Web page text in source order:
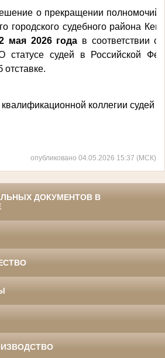
о прекращении полномочий
городского судебного района
мая 2026 года в соответствии с
статусе судей в Российской
отставке.
коллегии судей
опубликовано 04.05.2026 15:37 (МСК)
ДОКУМЕНТОВ В